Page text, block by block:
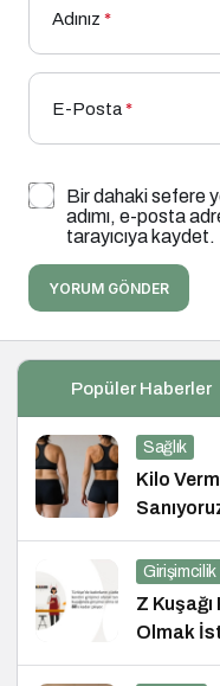
Adınız *
E-Posta*
Bir dahaki sefere
adımı, e-posta
tarayıcıya kaydet.
YORUM GÖNDER
Popüler Haberler
Sağlık
Kilo
Girişimcilik
Z Kuşağı
Olmak